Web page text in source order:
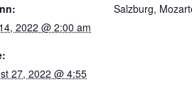
2022 @ 2:00 am
27, 2022 @ 4:55
Salzburg,